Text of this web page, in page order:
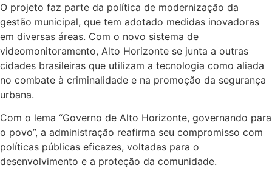
O projeto faz parte da política de modernização da
gestão municipal, que tem adotado medidas inovadoras
em diversas áreas. Com o novo sistema de
videomonitoramento, Alto Horizonte se junta a outras
cidades brasileiras que utilizam a tecnologia como aliada
no combate à criminalidade e na promoção da segurança
urbana.
Com o lema “Governo de Alto Horizonte, governando para
o povo”, a administração reafirma seu compromisso com
políticas públicas eficazes, voltadas para o
desenvolvimento e a proteção da comunidade.